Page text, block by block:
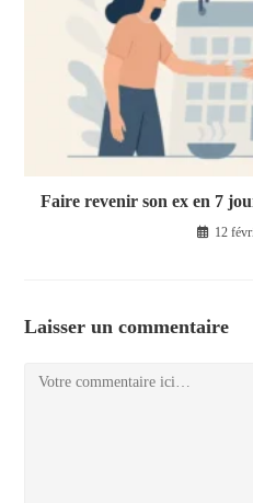
Faire revenir son ex en 7
12
Laisser un commentaire